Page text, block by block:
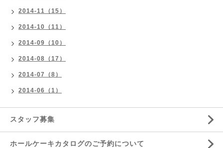
2014-11（15）
2014-10（11）
2014-09（10）
2014-08（17）
2014-07（8）
2014-06（1）
スタッフ募集
ホールケーキカタログのご予約について